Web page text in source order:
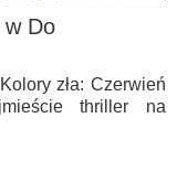
w Do
zła: Czerwień
thriller na